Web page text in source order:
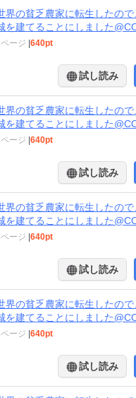
界の貧乏農家に転生したの
を建てることにしました
ージ |640pt
試し読み
界の貧乏農家に転生したの
を建てることにしました
ージ |640pt
試し読み
界の貧乏農家に転生したの
を建てることにしました
ージ |640pt
試し読み
界の貧乏農家に転生したの
を建てることにしました
ージ |640pt
試し読み